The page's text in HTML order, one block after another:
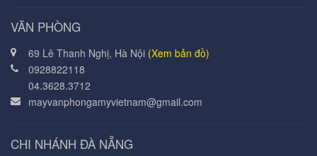
VĂN PHÒNG
69 Lê Thanh Nghị, Hà Nội (Xem bản đồ)
0928822118
04.3628.3712
mayvanphongamyvietnam@gmail.com
CHI NHÁNH ĐÀ NẴNG